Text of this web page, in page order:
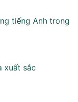
tiếng Anh trong
xuất sắc